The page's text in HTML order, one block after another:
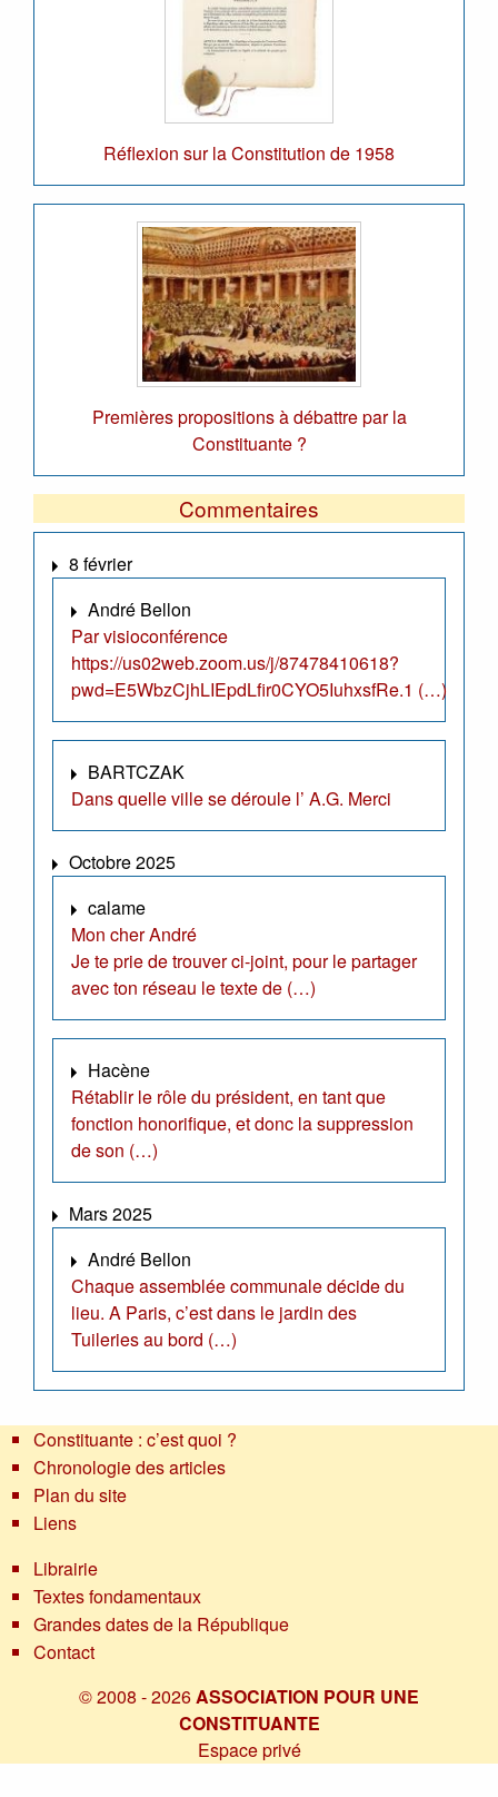
Réflexion sur la Constitution de 1958
Premières propositions à débattre par la
Constituante ?
Commentaires
8 février
André Bellon
Par visioconférence
https://us02web.zoom.us/j/87478410618?
pwd=E5WbzCjhLIEpdLfir0CYO5IuhxsfRe.1 (…)
BARTCZAK
Dans quelle ville se déroule l’ A.G. Merci
Octobre 2025
calame
Mon cher André
Je te prie de trouver ci-joint, pour le partager
avec ton réseau le texte de (…)
Hacène
Rétablir le rôle du président, en tant que
fonction honorifique, et donc la suppression
de son (…)
Mars 2025
André Bellon
Chaque assemblée communale décide du
lieu. A Paris, c’est dans le jardin des
Tuileries au bord (…)
Constituante : c’est quoi ?
Chronologie des articles
Plan du site
Liens
Librairie
Textes fondamentaux
Grandes dates de la République
Contact
© 2008 - 2026ASSOCIATION POUR UNE
CONSTITUANTE
Espace privé